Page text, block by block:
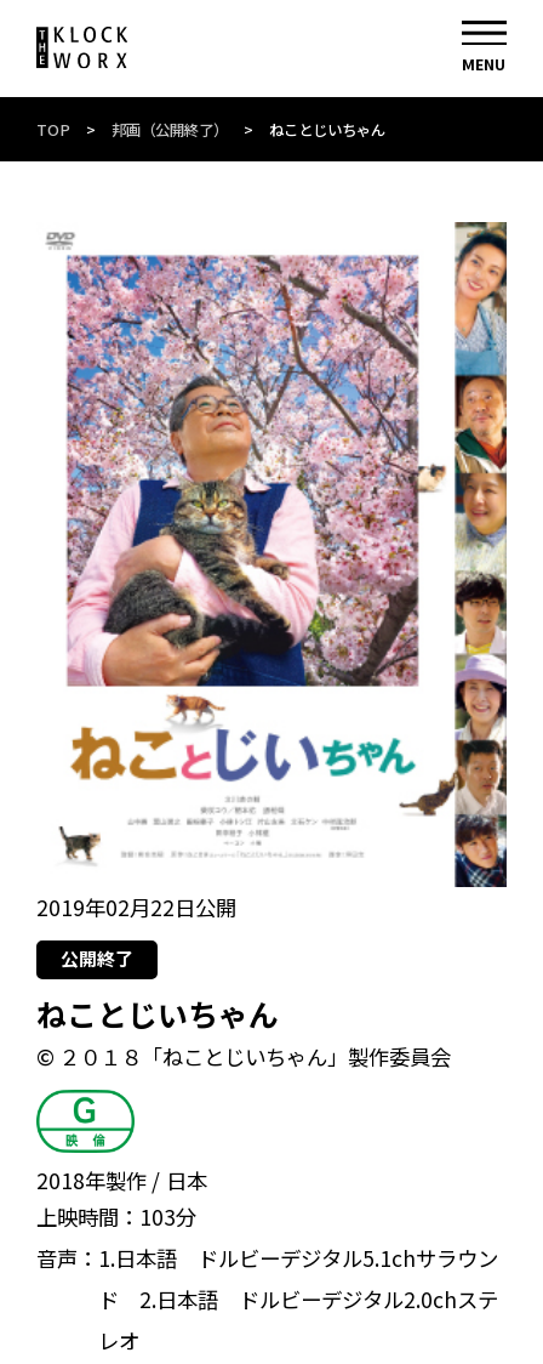
TOP > 邦画（公開終了） > ねことじいちゃん
2019年02月22日公開
公開終了
ねことじいちゃん
© ２０１８「ねことじいちゃん」製作委員会
2018年製作
日本
上映時間： 103分
音声： 1.日本語 ドルビーデジタル5.1chサラウン
ド 2.日本語 ドルビーデジタル2.0chステ
レオ